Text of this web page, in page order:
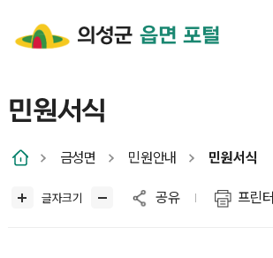
의성군 읍면 포털
민원서식
금성면 민원안내 민원서식
글자크기 공유 프린터